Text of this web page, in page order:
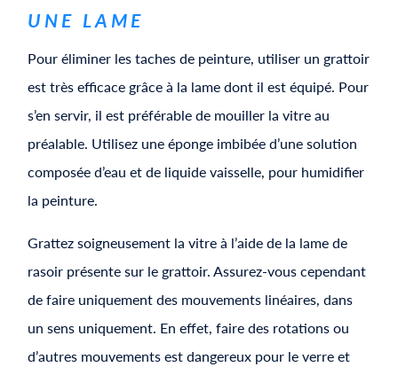
UNE LAME
Pour éliminer les taches de peinture, utiliser un grattoir
est très efficace grâce à la lame dont il est équipé. Pour
s’en servir, il est préférable de mouiller la vitre au
préalable. Utilisez une éponge imbibée d’une solution
composée d’eau et de liquide vaisselle, pour humidifier
la peinture.
Grattez soigneusement la vitre à l’aide de la lame de
rasoir présente sur le grattoir. Assurez-vous cependant
de faire uniquement des mouvements linéaires, dans
un sens uniquement. En effet, faire des rotations ou
d’autres mouvements est dangereux pour le verre et